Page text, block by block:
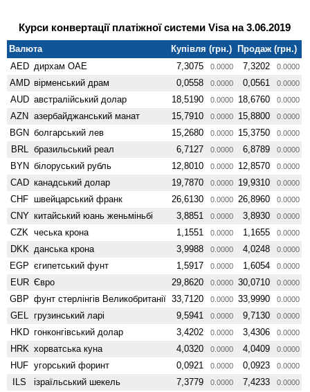
Курси конвертації платіжної системи Visa на 3.06.2019
Валюта Купівля (грн.) Продаж (грн.)
AED дирхам ОАЕ 7,3075 0.0000 7,3202 0.0000
AMD вiрменський драм 0,0558 0.0000 0,0561 0.0000
AUD австралійський долар 18,5190 0.0000 18,6760 0.0000
AZN азербайджанський манат 15,7910 0.0000 15,8800 0.0000
BGN болгарський лев 15,2680 0.0000 15,3750 0.0000
BRL бразильський реал 6,7127 0.0000 6,8789 0.0000
BYN білоруський рубль 12,8010 0.0000 12,8570 0.0000
CAD канадський долар 19,7870 0.0000 19,9310 0.0000
CHF швейцарський франк 26,6130 0.0000 26,8960 0.0000
CNY китайський юань женьмiньбi 3,8851 0.0000 3,8930 0.0000
CZK чеська крона 1,1551 0.0000 1,1655 0.0000
DKK данська крона 3,9988 0.0000 4,0248 0.0000
EGP єгипетський фунт 1,5917 0.0000 1,6054 0.0000
EUR Євро 29,8620 0.0000 30,0710 0.0000
GBP фунт стерлінгів Велико­британії 33,7120 0.0000 33,9990 0.0000
GEL грузинський ларі 9,5941 0.0000 9,7130 0.0000
HKD гонконгівський долар 3,4202 0.0000 3,4306 0.0000
HRK хорватська куна 4,0320 0.0000 4,0409 0.0000
HUF угорський форинт 0,0921 0.0000 0,0923 0.0000
ILS ізраїльський шекель 7,3779 0.0000 7,4233 0.0000